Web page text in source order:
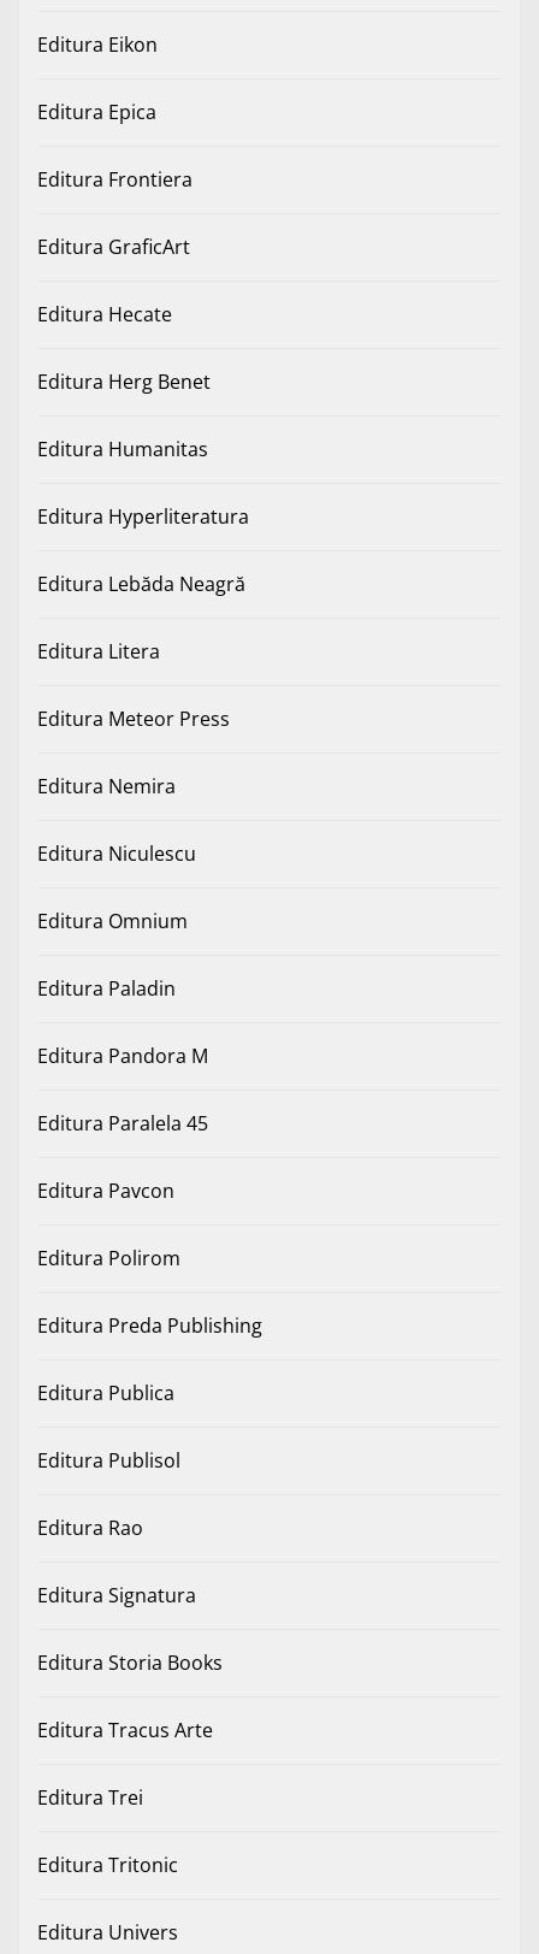
Editura Eikon
Editura Epica
Editura Frontiera
Editura GraficArt
Editura Hecate
Editura Herg Benet
Editura Humanitas
Editura Hyperliteratura
Editura Lebăda Neagră
Editura Litera
Editura Meteor Press
Editura Nemira
Editura Niculescu
Editura Omnium
Editura Paladin
Editura Pandora M
Editura Paralela 45
Editura Pavcon
Editura Polirom
Editura Preda Publishing
Editura Publica
Editura Publisol
Editura Rao
Editura Signatura
Editura Storia Books
Editura Tracus Arte
Editura Trei
Editura Tritonic
Editura Univers